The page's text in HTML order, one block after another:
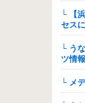
└ 【
セス
└ う
ツ情報
└ メ